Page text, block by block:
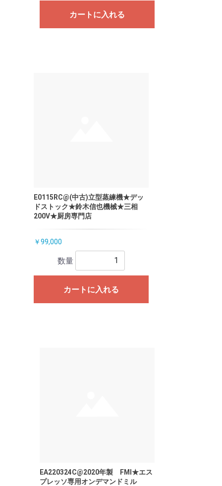
カートに入れる
E0115RC@(中古)立型蒸練機★デッ
ドストック★鈴木信也機械★三相
200V★厨房専門店
￥99,000
数量
カートに入れる
EA220324C@2020年製 FMI★エス
プレッソ専用オンデマンドミル